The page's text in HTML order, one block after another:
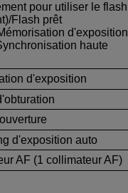
pour utiliser le flash
Flash prêt
d'exposition
haute
d'exposition
d'exposition auto
AF (1 collimateur AF)